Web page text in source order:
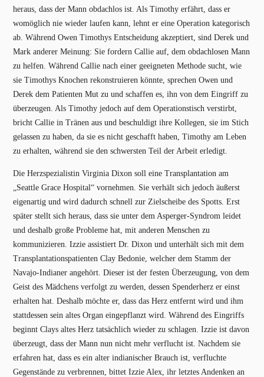
heraus, dass der Mann obdachlos ist. Als Timothy erfährt, dass er
womöglich nie wieder laufen kann, lehnt er eine Operation kategorisch
ab. Während Owen Timothys Entscheidung akzeptiert, sind Derek und
Mark anderer Meinung: Sie fordern Callie auf, dem obdachlosen Mann
zu helfen. Während Callie nach einer geeigneten Methode sucht, wie
sie Timothys Knochen rekonstruieren könnte, sprechen Owen und
Derek dem Patienten Mut zu und schaffen es, ihn von dem Eingriff zu
überzeugen. Als Timothy jedoch auf dem Operationstisch verstirbt,
bricht Callie in Tränen aus und beschuldigt ihre Kollegen, sie im Stich
gelassen zu haben, da sie es nicht geschafft haben, Timothy am Leben
zu erhalten, während sie den schwersten Teil der Arbeit erledigt.
Die Herzspezialistin Virginia Dixon soll eine Transplantation am
„Seattle Grace Hospital“ vornehmen. Sie verhält sich jedoch äußerst
eigenartig und wird dadurch schnell zur Zielscheibe des Spotts. Erst
später stellt sich heraus, dass sie unter dem Asperger-Syndrom leidet
und deshalb große Probleme hat, mit anderen Menschen zu
kommunizieren. Izzie assistiert Dr. Dixon und unterhält sich mit dem
Transplantationspatienten Clay Bedonie, welcher dem Stamm der
Navajo-Indianer angehört. Dieser ist der festen Überzeugung, von dem
Geist des Mädchens verfolgt zu werden, dessen Spenderherz er einst
erhalten hat. Deshalb möchte er, dass das Herz entfernt wird und ihm
stattdessen sein altes Organ eingepflanzt wird. Während des Eingriffs
beginnt Clays altes Herz tatsächlich wieder zu schlagen. Izzie ist davon
überzeugt, dass der Mann nun nicht mehr verflucht ist. Nachdem sie
erfahren hat, dass es ein alter indianischer Brauch ist, verfluchte
Gegenstände zu verbrennen, bittet Izzie Alex, ihr letztes Andenken an